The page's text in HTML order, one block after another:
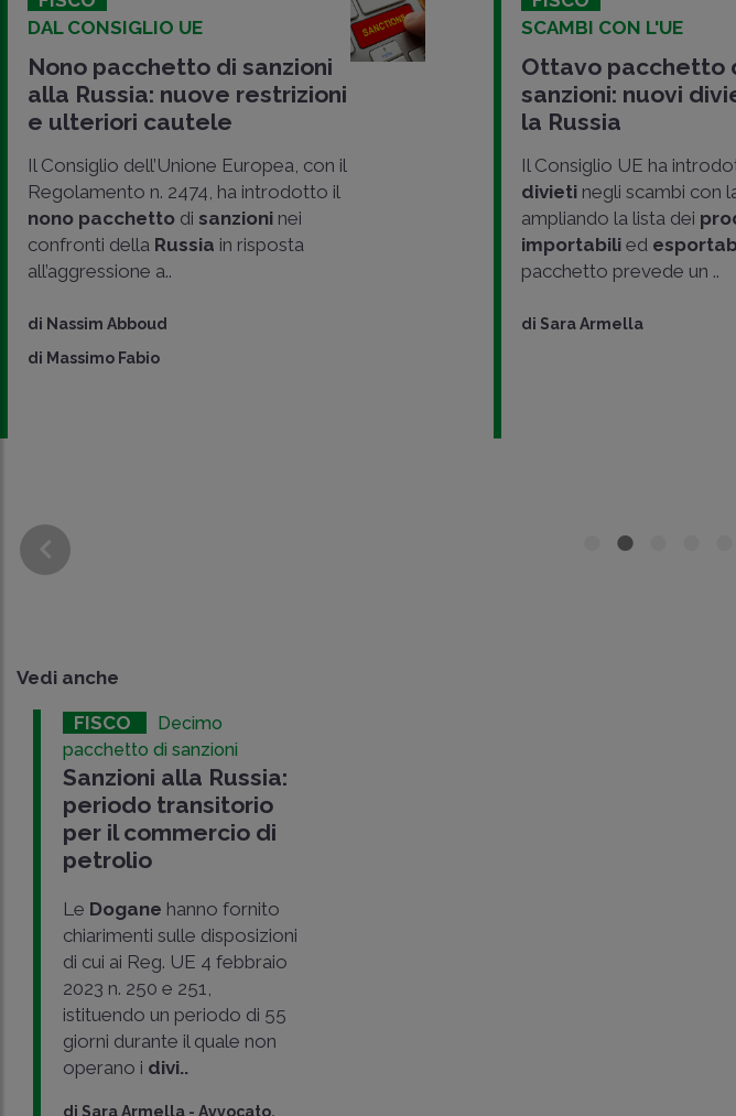
DAL CONSIGLIO UE
Nono pacchetto di sanzioni
alla Russia: nuove restrizioni
e ulteriori cautele
Il Consiglio dell’Unione Europea, con il
Regolamento n. 2474, ha introdotto il
nono pacchetto di sanzioni nei
confronti della Russia in risposta
all’aggressione a..
di Nassim Abboud
di Massimo Fabio
SCAMBI CON L'UE
Ottavo pacchetto
sanzioni: nuovi
la Russia
Il Consiglio UE ha
divieti negli scambi con
ampliando la lista dei
importabili ed
pacchetto prevede un ..
di Sara Armella
Vedi anche
FISCO
Decimo
pacchetto di sanzioni
Sanzioni alla Russia:
periodo transitorio
per il commercio di
petrolio
Le Dogane hanno fornito
chiarimenti sulle disposizioni
di cui ai Reg. UE 4 febbraio
2023 n. 250 e 251,
istituendo un periodo di 55
giorni durante il quale non
operano i divi..
di Sara Armella -Avvocato,